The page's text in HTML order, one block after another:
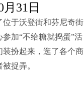
月31日
于沃登街和芬尼奇街
加“不给糖就捣蛋”活
扮起来，逛了各个商
捉弄。